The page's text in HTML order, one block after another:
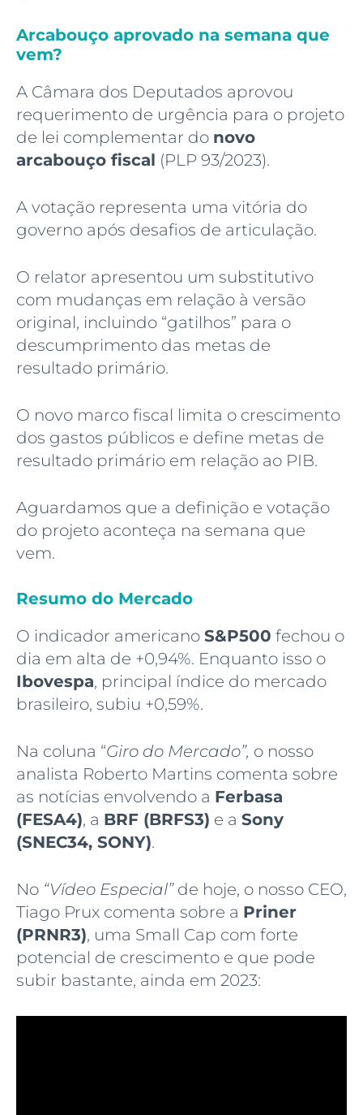
Arcabouço aprovado na semana que
vem?
A Câmara dos Deputados aprovou
requerimento de urgência para o projeto
de lei complementar do novo
arcabouço fiscal (PLP 93/2023).
A votação representa uma vitória do
governo após desafios de articulação.
O relator apresentou um substitutivo
com mudanças em relação à versão
original, incluindo “gatilhos” para o
descumprimento das metas de
resultado primário.
O novo marco fiscal limita o crescimento
dos gastos públicos e define metas de
resultado primário em relação ao PIB.
Aguardamos que a definição e votação
do projeto aconteça na semana que
vem.
Resumo do Mercado
O indicador americano S&P500 fechou o
dia em alta de +0,94%. Enquanto isso o
Ibovespa, principal índice do mercado
brasileiro, subiu +0,59%.
Na coluna “Giro do Mercado”, o nosso
analista Roberto Martins comenta sobre
as notícias envolvendo a Ferbasa
(FESA4), a BRF (BRFS3) e a Sony
(SNEC34, SONY).
No “Vídeo Especial”de hoje, o nosso CEO,
Tiago Prux comenta sobre a Priner
(PRNR3), uma Small Cap com forte
potencial de crescimento e que pode
subir bastante, ainda em 2023: